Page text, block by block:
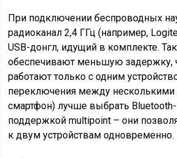
При подключении беспроводных
радиоканал 2,4 ГГц (например,
USB-донгл, идущий в комплекте.
обеспечивают меньшую задержку,
работают только с одним
переключения между несколькими
смартфон) лучше выбрать
поддержкой multipoint – они
к двум устройствам одновременно.